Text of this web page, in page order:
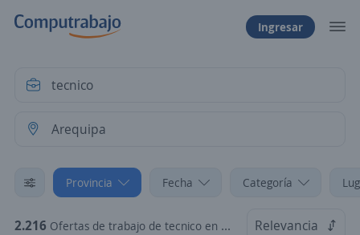
Ingresar
Provincia Fecha Categoría
2.216 Ofertas de trabajo de tecnico en Arequipa Relevancia